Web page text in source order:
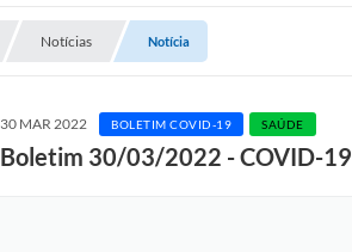
Notícias Notícia
30 MAR 2022 BOLETIM COVID-19 SAÚDE
Boletim 30/03/2022 - COVID-19